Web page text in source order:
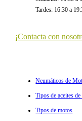
Tardes: 16:30 a
¡Contacta con
Neumáticos de
Tipos de aceites
Tipos de motos